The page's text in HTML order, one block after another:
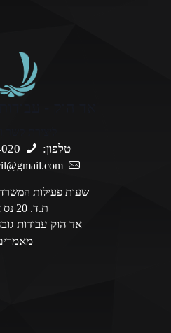
טלפון:
שעות פעילות המשרד: 17:00 -
ת.ד. 20 נס ציונה
אד הוק עבודות